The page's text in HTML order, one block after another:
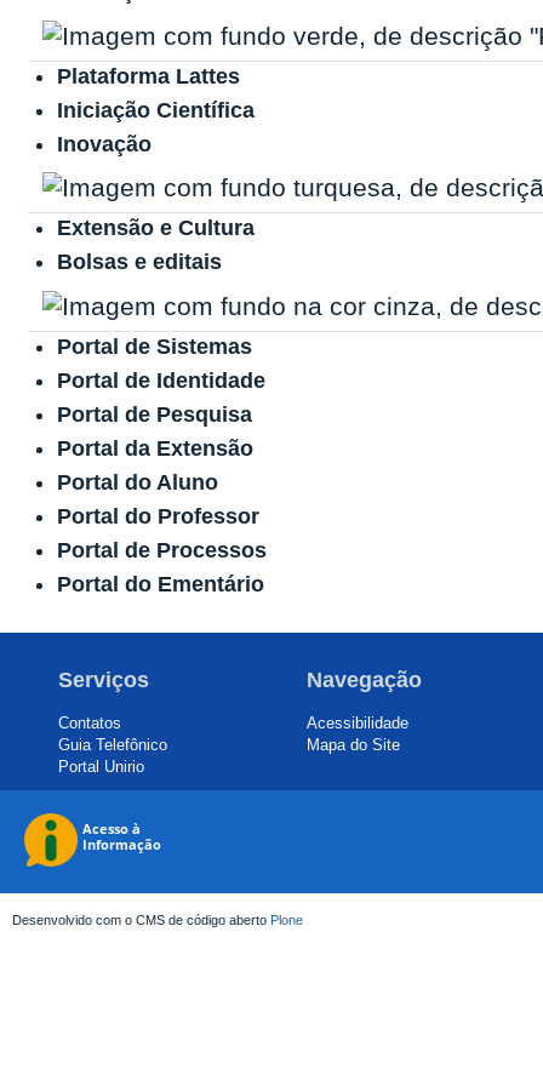
Plataforma Lattes
Iniciação Científica
Inovação
Extensão e Cultura
Bolsas e editais
Portal de Sistemas
Portal de Identidade
Portal de Pesquisa
Portal da Extensão
Portal do Aluno
Portal do Professor
Portal de Processos
Portal do Ementário
Serviços
Contatos
Guia Telefônico
Portal Unirio
Navegação
Acessibilidade
Mapa do Site
Desenvolvido com o CMS de código aberto Plone